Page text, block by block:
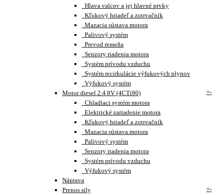
Hlava valcov a jej hlavné prvky
Kľukový hriadeľ a zotrvačník
Mazacia sústava motora
Palivový systém
Prevod remeňa
Senzory riadenia motora
Systém prívodu vzduchu
Systém recirkulácie výfukových plynov
Výfukový systém
Motor diesel 2.4 8V (4CTi90)
+-
Chladiaci systém motora
Elektrické zariadenie motora
Kľukový hriadeľ a zotrvačník
Mazacia sústava motora
Palivový systém
Senzory riadenia motora
Systém prívodu vzduchu
Výfukový systém
Náprava
Prenos sily
+-